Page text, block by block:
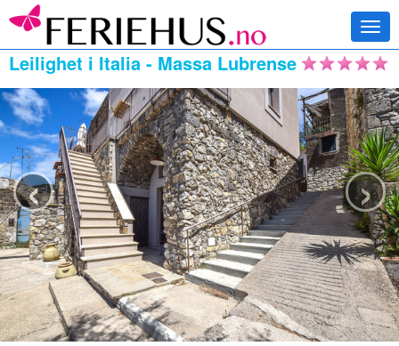
Leilighet i Italia - Massa Lubrense
‹ ›